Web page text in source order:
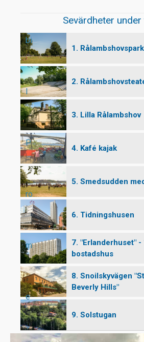
bi
l
P
ro
m
e
Sevärdheter under
1.
2.
3. Lilla Rålambshov
4. Kafé kajak
5. Smedsudden
6. Tidningshusen
7. "Erlanderhuset"
bostadshus
8. Snoilskyvägen
Beverly Hills"
9. Solstugan